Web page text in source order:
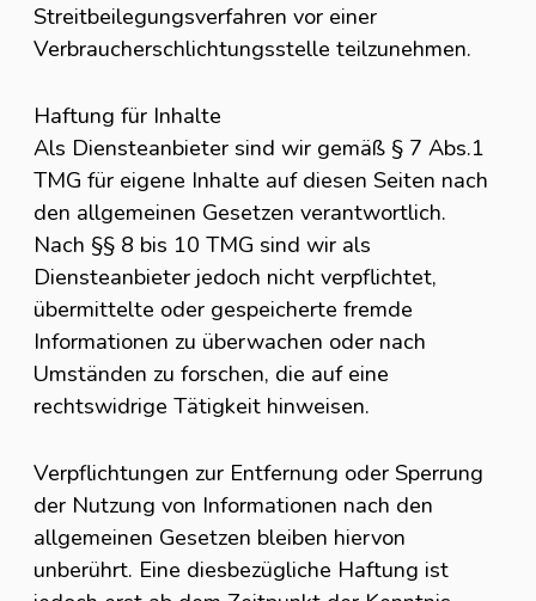
Streitbeilegungsverfahren vor einer
Verbraucherschlichtungsstelle teilzunehmen.
Haftung für Inhalte
Als Diensteanbieter sind wir gemäß § 7 Abs.1
TMG für eigene Inhalte auf diesen Seiten nach
den allgemeinen Gesetzen verantwortlich.
Nach §§ 8 bis 10 TMG sind wir als
Diensteanbieter jedoch nicht verpflichtet,
übermittelte oder gespeicherte fremde
Informationen zu überwachen oder nach
Umständen zu forschen, die auf eine
rechtswidrige Tätigkeit hinweisen.
Verpflichtungen zur Entfernung oder Sperrung
der Nutzung von Informationen nach den
allgemeinen Gesetzen bleiben hiervon
unberührt. Eine diesbezügliche Haftung ist